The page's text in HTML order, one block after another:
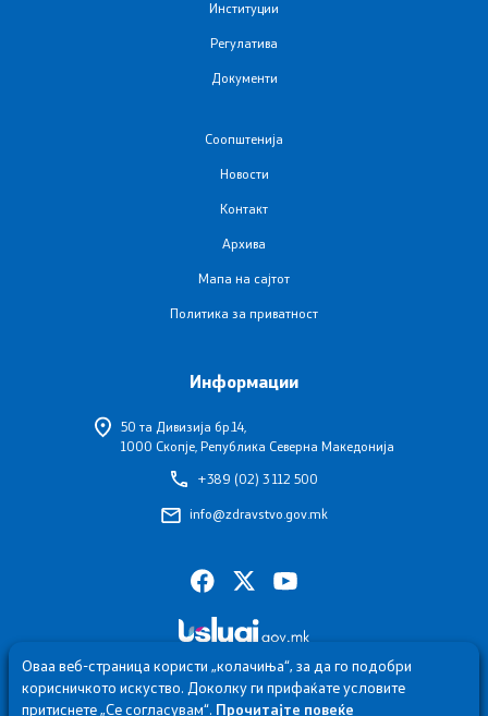
Стратешки план и буџет
Ревизорски извештаи
Односи со јавност
Институции
Регулатива
Документи
Соопштенија
Новости
Контакт
Архива
Мапа на сајтот
Политика за приватност
Информации
50 та Дивизија бр.14,
1000 Скопје, Република Северна Македонија
+389 (02) 3 112 500
info@zdravstvo.gov.mk
Оваа веб-страница користи „колачиња“, за да го подобри
корисничкото искуство. Доколку ги прифаќате условите
притиснете „Се согласувам“. Прочитајте повеќе